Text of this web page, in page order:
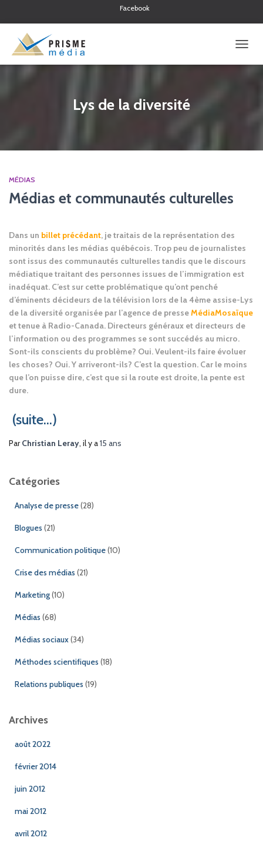
Facebook
LA
Lys de la diversité
MÉDIAS
Médias et communautés culturelles
Dans un billet précédant, je traitais de la représentation des
minorités dans les médias québécois. Trop peu de journalistes
sont issus des communautés culturelles tandis que le discours
médiatique traitant des personnes issues de l’immigration est
inadéquat. C’est sur cette problématique qu’ont penché
d’éminents décideurs de la télévision lors de la 4ème assise-Lys
de la diversité organisée par l’agence de presseMédiaMosaïque
et tenue à Radio-Canada. Directeurs généraux et directeurs de
l’information ou des programmes se sont succédés au micro.
Sont-ils conscients du problème? Oui. Veulent-ils faire évoluer
les choses? Oui. Y arriveront-ils? C’est la question. Car le moins
que l’on puisse dire, c’est que si la route est droite, la pente est
dure.
(suite…)
ParChristian Leray, il y a15 ans
Catégories
Analyse de presse(28)
Blogues (21)
Communication politique(10)
Crise des médias (21)
Marketing(10)
Médias (68)
Médias sociaux(34)
Méthodes scientifiques (18)
Relations publiques (19)
Archives
août 2022
février 2014
juin 2012
mai 2012
avril 2012